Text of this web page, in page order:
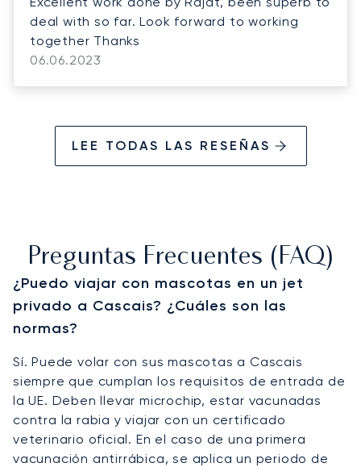
deal with so far. Look forward to working
together Thanks
06.06.2023
LEE TODAS LAS RESEÑAS
Preguntas Frecuentes (FAQ)
¿Puedo viajar con mascotas en un jet
privado a Cascais? ¿Cuáles son las
normas?
Sí. Puede volar con sus mascotas a Cascais
siempre que cumplan los requisitos de entrada de
la UE. Deben llevar microchip, estar vacunadas
contra la rabia y viajar con un certificado
veterinario oficial. En el caso de una primera
vacunación antirrábica, se aplica un periodo de